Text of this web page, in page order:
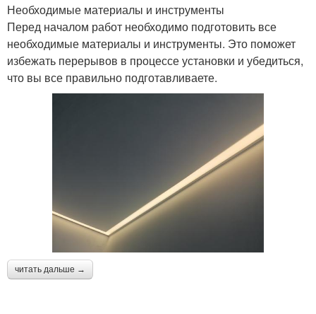
Необходимые материалы и инструменты
Перед началом работ необходимо подготовить все
необходимые материалы и инструменты. Это поможет
избежать перерывов в процессе установки и убедиться,
что вы все правильно подготавливаете.
читать дальше →